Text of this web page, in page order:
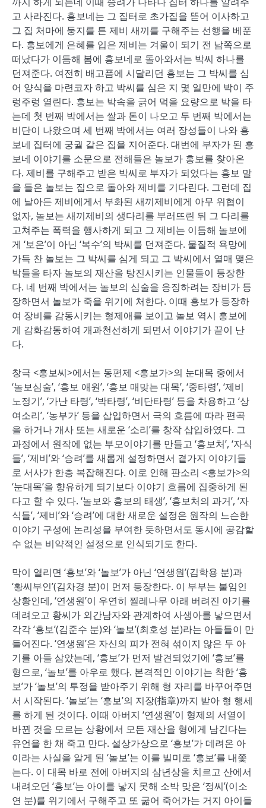
고 사라진다. 흥보네는 그 집터로 초가집을 뜯어 이사하고
그 집 처마에 둥지를 튼 제비 새끼를 구해주는 선행을 베푼
다. 흥보에게 은혜를 입은 제비는 겨울이 되기 전 남쪽으로
떠났다가 이듬해 봄에 흥보네로 돌아와서는 박씨 하나를
던져준다. 여전히 배고픔에 시달리던 흥보는 그 박씨를 심
어 양식을 마련코자 하고 박씨를 심은 지 몇 일만에 박이 주
렁주렁 열린다. 흥보는 박속을 긁어 먹을 요량으로 박을 타
는데 첫 번째 박에서는 쌀과 돈이 나오고 두 번째 박에서는
비단이 나왔으며 세 번째 박에서는 여러 장성들이 나와 흥
보네 집터에 궁궐 같은 집을 지어준다. 대번에 부자가 된 흥
보네 이야기를 소문으로 전해들은 놀보가 흥보를 찾아온
다. 제비를 구해주고 받은 박씨로 부자가 되었다는 흥보 말
을 들은 놀보는 집으로 돌아와 제비를 기다린다. 그런데 집
에 날아든 제비에게서 부화된 새끼제비에게 아무 위협이
없자, 놀보는 새끼제비의 생다리를 부러뜨린 뒤 그 다리를
고쳐주는 폭력을 행사하게 되고 그 제비는 이듬해 놀보에
게 ‘보은’이 아닌 ‘복수’의 박씨를 던져준다. 물질적 욕망에
가득 찬 놀보는 그 박씨를 심게 되고 그 박씨에서 열매 맺은
박들을 타자 놀보의 재산을 탕진시키는 인물들이 등장한
다. 네 번째 박에서는 놀보의 심술을 응징하려는 장비가 등
장하면서 놀보가 죽을 위기에 처한다. 이때 흥보가 등장하
여 장비를 감동시키는 형제애를 보이고 놀보 역시 흥보에
게 감화감동하여 개과천선하게 되면서 이야기가 끝이 난
다.
창극 <흥보씨>에서는 동편제 <흥보가>의 눈대목 중에서
‘놀보심술’, ‘흥보 애원’, ‘흥보 매맞는 대목’, ‘중타령’, ‘제비
노정기’, ‘가난 타령’, ‘박타령’, ‘비단타령’ 등을 차용하고 ‘상
여소리’, ‘농부가’ 등을 삽입하면서 극의 흐름에 따라 편곡
을 하거나 개사 또는 새로운 ‘소리’를 창작 삽입하였다. 그
과정에서 원작에 없는 부모이야기를 만들고 ‘흥보처’, ‘자식
들’, ‘제비’와 ‘승려’를 새롭게 설정하면서 곁가지 이야기들
로 서사가 한층 복잡해진다. 이로 인해 판소리 <흥보가>의
‘눈대목’을 향유하게 되기보다 이야기 흐름에 집중하게 된
다고 할 수 있다. ‘놀보와 흥보의 태생’, ‘흥보처의 과거’, ‘자
식들’, ‘제비’와 ‘승려’에 대한 새로운 설정은 원작의 느슨한
이야기 구성에 논리성을 부여한 듯하면서도 동시에 공감할
수 없는 비약적인 설정으로 인식되기도 한다.
막이 열리면 ‘흥보’와 ‘놀보’가 아닌 ‘연생원’(김학용 분)과
‘황씨부인’(김차경 분)이 먼저 등장한다. 이 부부는 불임인
상황인데, ‘연생원’이 우연히 찔레나무 아래 버려진 아기를
데려오고 황씨가 외간남자와 관계하여 사생아를 낳으면서
각각 ‘흥보’(김준수 분)와 ‘놀보’(최호성 분)라는 아들들이 만
들어진다. ‘연생원’은 자신의 피가 전혀 섞이지 않은 두 아
기를 아들 삼았는데, ‘흥보’가 먼저 발견되었기에 ‘흥보’를
형으로, ‘놀보’를 아우로 했다. 본격적인 이야기는 착한 ‘흥
보’가 ‘놀보’의 투정을 받아주기 위해 형 자리를 바꾸어주면
서 시작된다. ‘놀보’는 ‘흥보’의 지장(指章)까지 받아 형 행세
를 하게 된 것이다. 이때 아버지 ‘연생원’이 형제의 서열이
바뀐 것을 모르는 상황에서 모든 재산을 형에게 남긴다는
유언을 한 채 죽고 만다. 설상가상으로 ‘흥보’가 데려온 아
이라는 사실을 알게 된 ‘놀보’는 이를 빌미로 ‘흥보’를 내쫓
는다. 이 대목 바로 전에 아버지의 삼년상을 치르고 산에서
내려오던 ‘흥보’는 아이를 낳지 못해 소박 맞은 ‘정씨’(이소
연 분)를 위기에서 구해주고 또 굶어 죽어가는 거지 아이들